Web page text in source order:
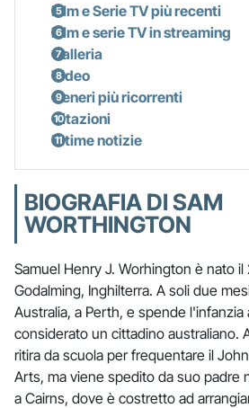
Film e Serie TV più recenti
Film e serie TV in streaming
Galleria
Video
Generi più ricorrenti
Citazioni
Ultime notizie
BIOGRAFIA DI SAM
WORTHINGTON
Samuel Henry J. Worhington è nato il
Godalming, Inghilterra. A soli due
Australia, a Perth, e spende l'infanzia
considerato un cittadino australiano.
ritira da scuola per frequentare il
Arts, ma viene spedito da suo padre
a Cairns, dove è costretto ad